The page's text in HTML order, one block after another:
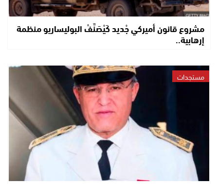
مشروع قانون أميركي جْديد كَيْصَنَّفْ البوليساريو منظمة
إرهابية..
مستجدات